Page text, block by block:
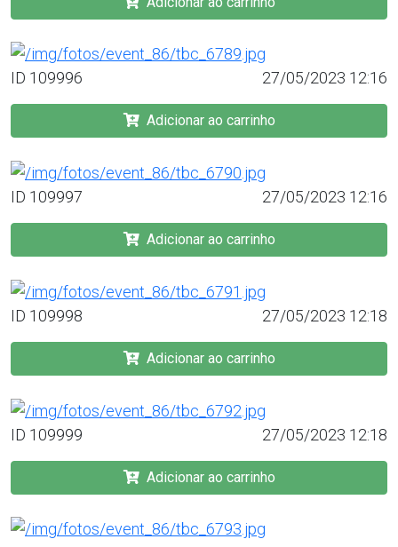
ID 109996 27/05/2023 12:16
Adicionar ao carrinho
ID 109997 27/05/2023 12:16
Adicionar ao carrinho
ID 109998 27/05/2023 12:18
Adicionar ao carrinho
ID 109999 27/05/2023 12:18
Adicionar ao carrinho